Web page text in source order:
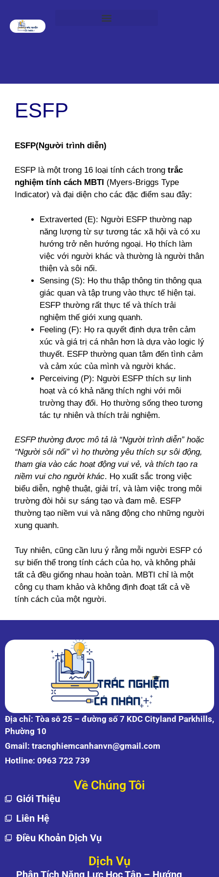
ESFP
ESFP(Người trình diễn)
ESFP là một trong 16 loại tính cách trong trắc
nghiệm tính cách MBTI (Myers-Briggs Type
Indicator) và đại diện cho các đặc điểm sau đây:
Extraverted (E): Người ESFP thường nạp
năng lượng từ sự tương tác xã hội và có xu
hướng trở nên hướng ngoại. Họ thích làm
việc với người khác và thường là người thân
thiện và sôi nổi.
Sensing (S): Họ thu thập thông tin thông qua
giác quan và tập trung vào thực tế hiện tại.
ESFP thường rất thực tế và thích trải
nghiệm thế giới xung quanh.
Feeling (F): Họ ra quyết định dựa trên cảm
xúc và giá trị cá nhân hơn là dựa vào logic lý
thuyết. ESFP thường quan tâm đến tình cảm
và cảm xúc của mình và người khác.
Perceiving (P): Người ESFP thích sự linh
hoạt và có khả năng thích nghi với môi
trường thay đổi. Họ thường sống theo tương
tác tự nhiên và thích trải nghiệm.
ESFP thường được mô tả là “Người trình diễn” hoặc
“Người sôi nổi” vì họ thường yêu thích sự sôi động,
tham gia vào các hoạt động vui vẻ, và thích tạo ra
niềm vui cho người khác. Họ xuất sắc trong việc
biểu diễn, nghệ thuật, giải trí, và làm việc trong môi
trường đòi hỏi sự sáng tạo và đam mê. ESFP
thường tạo niềm vui và năng động cho những người
xung quanh.
Tuy nhiên, cũng cần lưu ý rằng mỗi người ESFP có
sự biến thể trong tính cách của họ, và không phải
tất cả đều giống nhau hoàn toàn. MBTI chỉ là một
công cụ tham khảo và không định đoạt tất cả về
tính cách của một người.
Địa chỉ: Tòa sô 25 – đường số 7 KDC Cityland Parkhills,
Phường 10
Gmail: tracnghiemcanhanvn@gmail.com
Hotline: 0963 722 739
Về Chúng Tôi
Giới Thiệu
Liên Hệ
Điều Khoản Dịch Vụ
Dịch Vụ
Phân Tích Năng Lực Học Tập – Hướng